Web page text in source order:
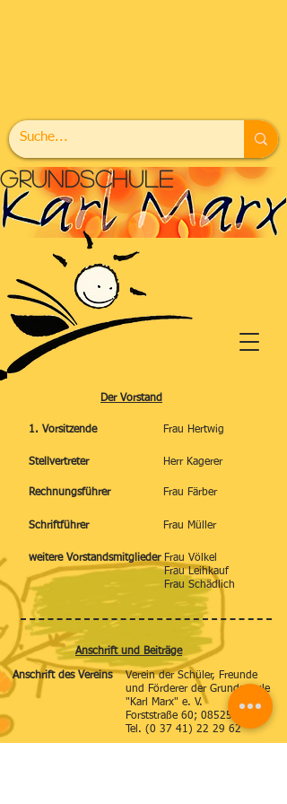
grundschule
Der Vorstand
1. Vorsitzende
Stellvertreter
Rechnungsführer
Frau Hertwig
Herr Kagerer
Frau Färber
Schriftführer Frau Müller
weitere Vorstandsmitglieder Frau Völkel
Frau Leihkauf
Frau Schädlich
Anschrift und Beiträge
Anschrift des Vereins
Verein der Schüler, Freunde
und Förderer der Grundschule
"Karl Marx" e. V.
Forststraße 60; 08525 Plauen
Tel. (0 37 41) 22 29 62